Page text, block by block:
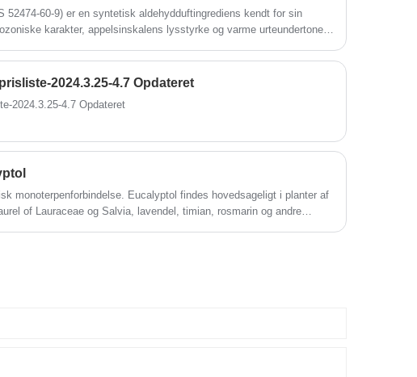
52474-60-9) er en syntetisk aldehydduftingrediens kendt for sin
karakter, appelsinskalens lysstyrke og varme urteundertoner,
2024.3.25-4.7 Opdateret
2024.3.25-4.7 Opdateret
monoterpenforbindelse. Eucalyptol findes hovedsageligt i planter af
of Lauraceae og Salvia, lavendel, timian, rosmarin og andre
og antitumor og bruges i vid udstrækning inden for medicin, mad